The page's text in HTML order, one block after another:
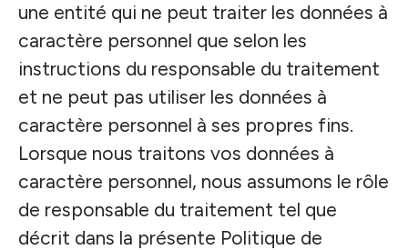
une entité qui ne peut traiter les données à
caractère personnel que selon les
instructions du responsable du traitement
et ne peut pas utiliser les données à
caractère personnel à ses propres fins.
Lorsque nous traitons vos données à
caractère personnel, nous assumons le rôle
de responsable du traitement tel que
décrit dans la présente Politique de